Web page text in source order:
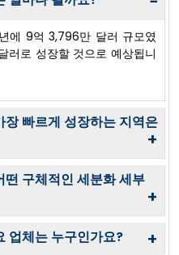
에 9억 3,796만 달러 규모였
러로 성장할 것으로 예상됩니
빠르게 성장하는 지역은
+
구체적인 세분화 세부
+
업체는 누구인가요? +